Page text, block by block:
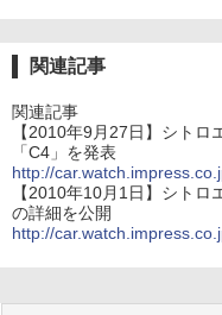
関連記事
関連記事
【2010年9月27日】シト
「C4」を発表
http://
【2010年10月1日】シトロ
の詳細を公開
http://